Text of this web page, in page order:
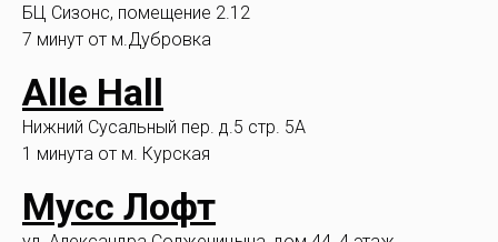
БЦ Сизонс, помещение 2.12
7 минут от м.Дубровка
Alle Hall
Нижний Сусальный пер. д.5 стр. 5А
1 минута от м. Курская
Мусс Лофт